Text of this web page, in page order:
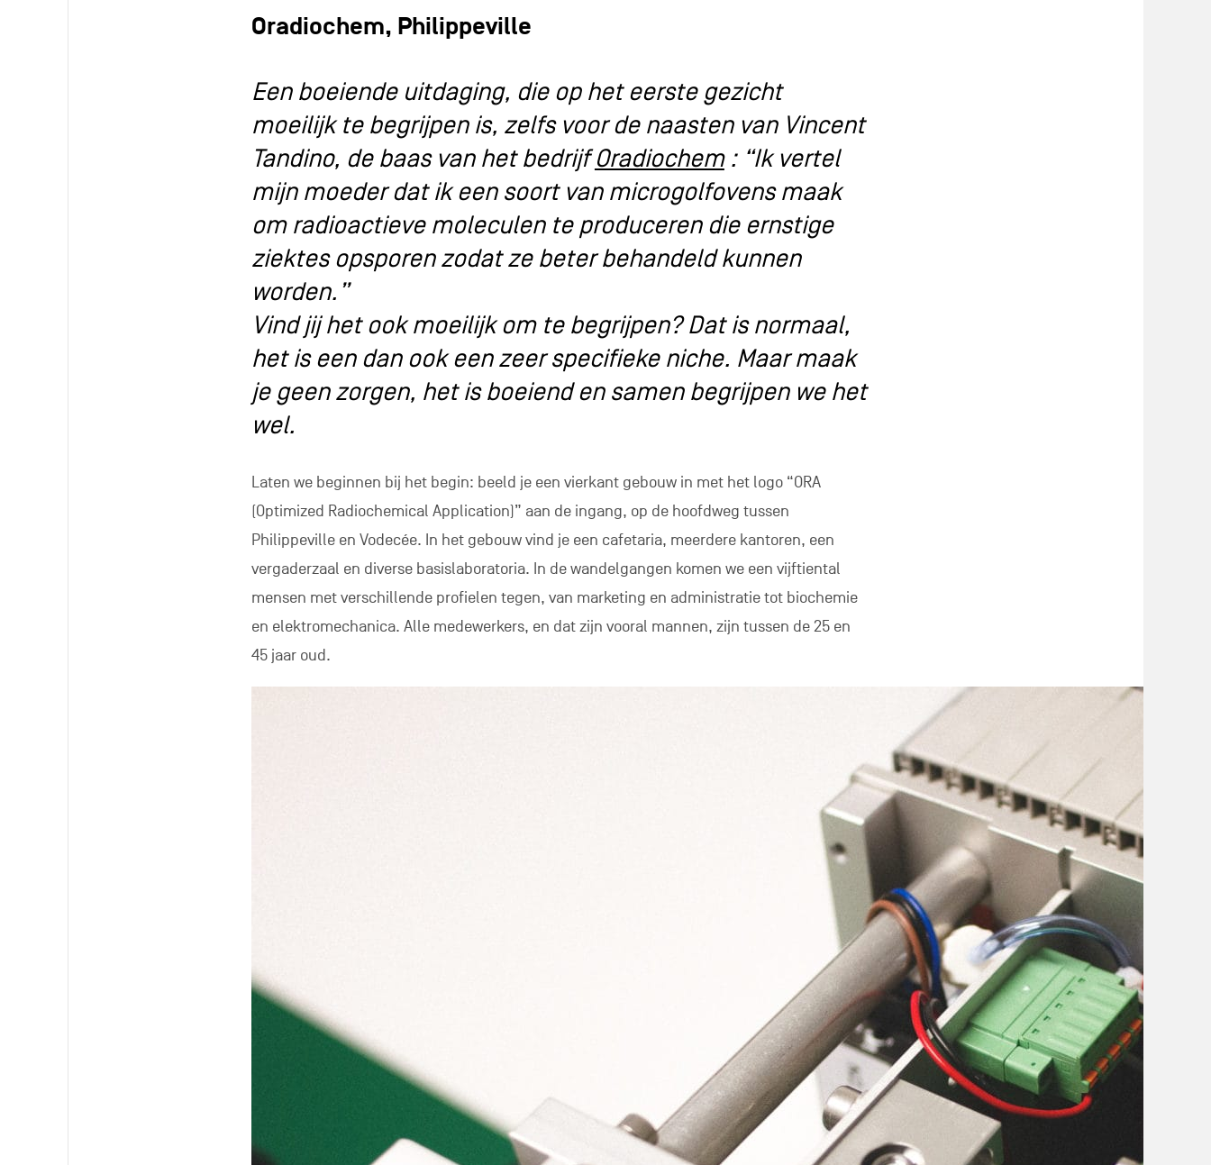
Oradiochem, Philippeville
Een boeiende uitdaging, die op het eerste gezicht
moeilijk te begrijpen is, zelfs voor de naasten van Vincent
Tandino, de baas van het bedrijfOradiochem: “Ik vertel
mijn moeder dat ik een soort van microgolfovens maak
om radioactieve moleculen te produceren die ernstige
ziektes opsporen zodat ze beter behandeld kunnen
worden.”
Vind jij het ook moeilijk om te begrijpen? Dat is normaal,
het is een dan ook een zeer specifieke niche. Maar maak
je geen zorgen, het is boeiend en samen begrijpen we het
wel.
Laten we beginnen bij het begin: beeld je een vierkant gebouw in met het logo “ORA
(Optimized Radiochemical Application)” aan de ingang, op de hoofdweg tussen
Philippeville en Vodecée. In het gebouw vind je een cafetaria, meerdere kantoren, een
vergaderzaal en diverse basislaboratoria. In de wandelgangen komen we een vijftiental
mensen met verschillende profielen tegen, van marketing en administratie tot biochemie
en elektromechanica. Alle medewerkers, en dat zijn vooral mannen, zijn tussen de 25 en
45 jaar oud.